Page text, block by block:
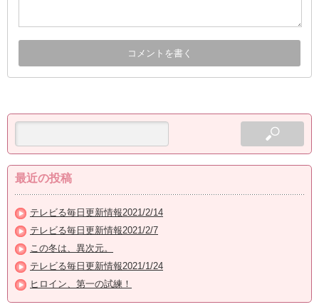
最近の投稿
テレビる毎日更新情報2021/2/14
テレビる毎日更新情報2021/2/7
この冬は、異次元。
テレビる毎日更新情報2021/1/24
ヒロイン、第一の試練！